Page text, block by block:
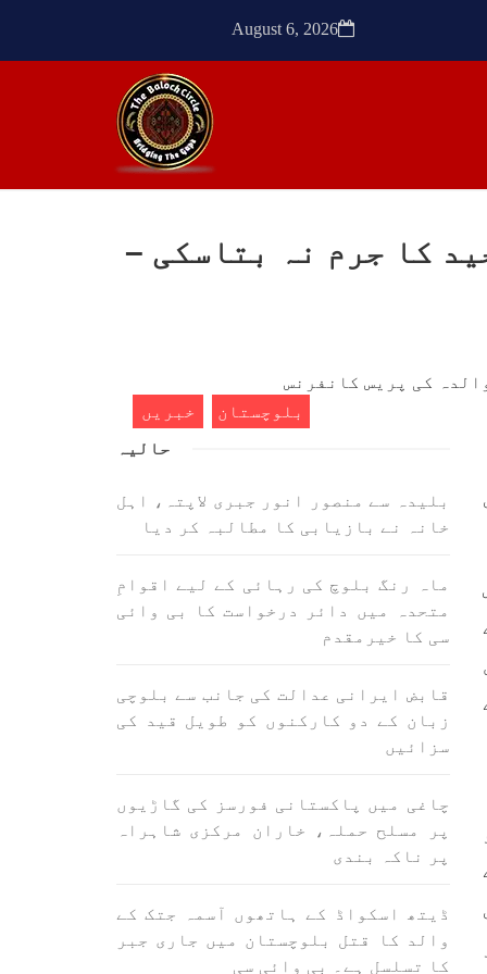
August 6, 2026
لاپتہ ذاکر مجید کا جرم نہ بتاسکی –
بلوچستان کے علاقے آواران میں
نجمہ بلوچ ولد دل سرد
SHARE
ان
مضامین
یہاں بے اعتمادی کو خدا حافظ
جاۓ ، گوہٹے مجادلہ (ٹکراؤ)
SHARE
ہے
1705 VIEWS جون 3, 2023
کہانی یہیں ختم ہوتی ہے۔ حانی
تحریر: حانی بلوچ بلوچستان
جہاں جبر مسلسل نے ایک طرف تو
بلوچستان
خبریں
حالیہ
بلیدہ سے منصور انور جبری لاپتہ، اہل
خانہ نے بازیابی کا مطالبہ کر دیا
ماہ رنگ بلوچ کی رہائی کے لیے اقوامِ
متحدہ میں دائر درخواست کا بی وائی
سی کا خیرمقدم
قابض ایرانی عدالت کی جانب سے بلوچی
زبان کے دو کارکنوں کو طویل قید کی
سزائیں
چاغی میں پاکستانی فورسز کی گاڑیوں
پر مسلح حملہ، خاران مرکزی شاہراہ
پر ناکہ بندی
ڈیتھ اسکواڈ کے ہاتھوں آسمہ جتک کے
والد کا قتل بلوچستان میں جاری جبر
کا تسلسل ہے۔ بی وائی سی